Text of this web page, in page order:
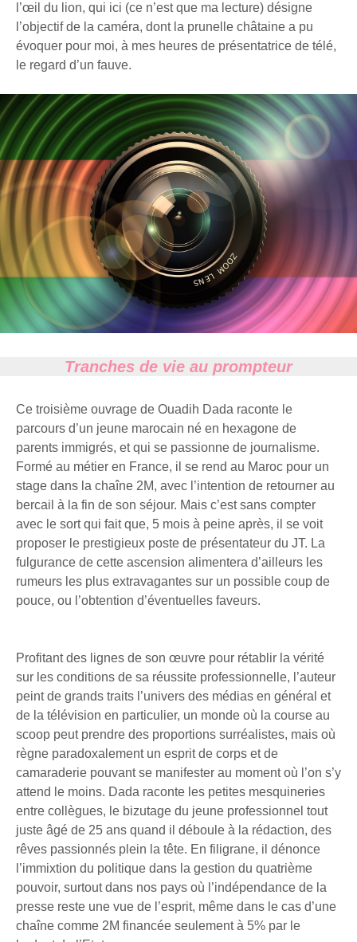
l’œil du lion, qui ici (ce n’est que ma lecture) désigne
l’objectif de la caméra, dont la prunelle châtaine a pu
évoquer pour moi, à mes heures de présentatrice de télé,
le regard d’un fauve.
Tranches de vie au prompteur
Ce troisième ouvrage de Ouadih Dada raconte le
parcours d’un jeune marocain né en hexagone de
parents immigrés, et qui se passionne de journalisme.
Formé au métier en France, il se rend au Maroc pour un
stage dans la chaîne 2M, avec l’intention de retourner au
bercail à la fin de son séjour. Mais c’est sans compter
avec le sort qui fait que, 5 mois à peine après, il se voit
proposer le prestigieux poste de présentateur du JT. La
fulgurance de cette ascension alimentera d’ailleurs les
rumeurs les plus extravagantes sur un possible coup de
pouce, ou l’obtention d’éventuelles faveurs.
Profitant des lignes de son œuvre pour rétablir la vérité
sur les conditions de sa réussite professionnelle, l’auteur
peint de grands traits l’univers des médias en général et
de la télévision en particulier, un monde où la course au
scoop peut prendre des proportions surréalistes, mais où
règne paradoxalement un esprit de corps et de
camaraderie pouvant se manifester au moment où l’on s’y
attend le moins. Dada raconte les petites mesquineries
entre collègues, le bizutage du jeune professionnel tout
juste âgé de 25 ans quand il déboule à la rédaction, des
rêves passionnés plein la tête. En filigrane, il dénonce
l’immixtion du politique dans la gestion du quatrième
pouvoir, surtout dans nos pays où l’indépendance de la
presse reste une vue de l’esprit, même dans le cas d’une
chaîne comme 2M financée seulement à 5% par le